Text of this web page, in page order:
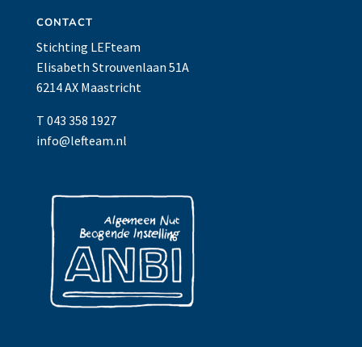
CONTACT
Stichting LEFteam
Elisabeth Strouvenlaan 51A
6214 AX Maastricht
T 043 358 1927
info@lefteam.nl